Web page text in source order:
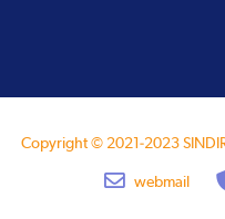
Copyright © 2021-2023
webmail